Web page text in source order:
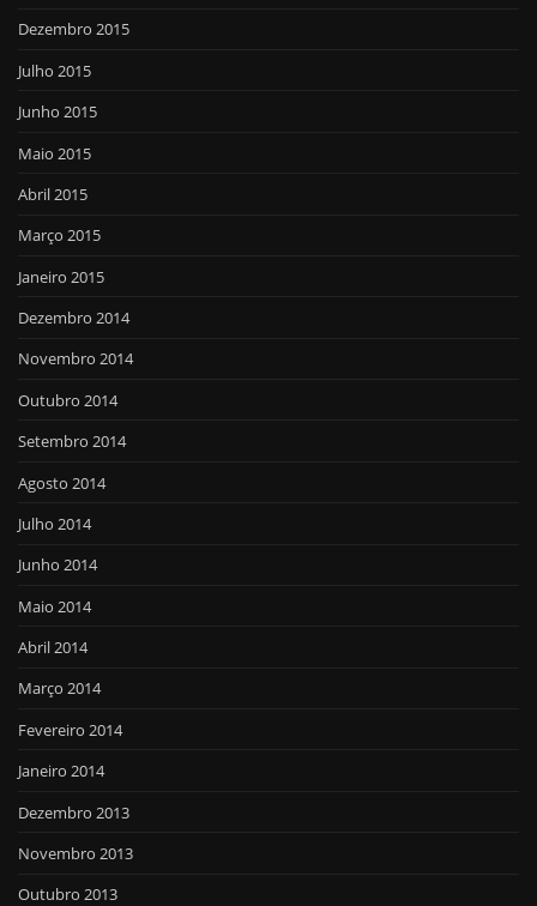
Dezembro 2015
Julho 2015
Junho 2015
Maio 2015
Abril 2015
Março 2015
Janeiro 2015
Dezembro 2014
Novembro 2014
Outubro 2014
Setembro 2014
Agosto 2014
Julho 2014
Junho 2014
Maio 2014
Abril 2014
Março 2014
Fevereiro 2014
Janeiro 2014
Dezembro 2013
Novembro 2013
Outubro 2013